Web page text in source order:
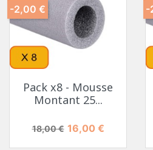
Pack x8 - Mousse
Montant 25...
Prix de base
18,00 € Prix
16,00 €
-2,00 €
-